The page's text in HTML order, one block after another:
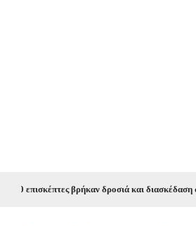
βρήκαν δροσιά και διασκέδαση